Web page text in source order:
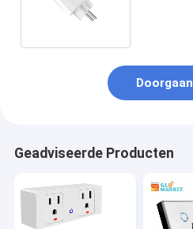
Doorgaan
Geadviseerde Producten